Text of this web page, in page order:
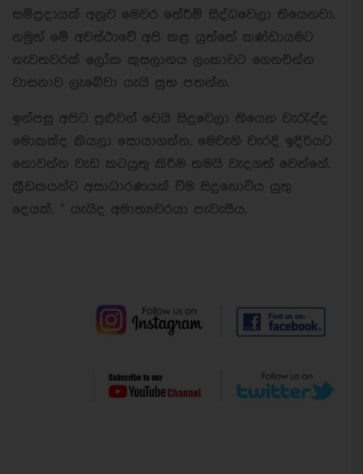
සම්ප්‍රදායක් අනුව මෙවර තේරීම් සිද්ධවෙලා තියෙනවා.
නමුත් මේ අවස්ථාවේ අපි කළ යුත්තේ කණ්ඩායමට
නැවතවරක් ලෝක කුසලානය ලංකාවට ගෙනඑන්න
වාසනාව ලැබේවා යැයි සුභ පතන්න.
ඉන්පසු අපිට පුළුවන් වෙයි සිදුවෙලා තියෙන වැරැද්ද
මොකක්ද කියලා සොයාගන්න. මෙවැනි වැරදි ඉදිරියට
නොවන්න වැඩ කටයුතු කිරීම තමයි වැදගත් වෙන්නේ.
ක්‍රීඩකයන්ට අසාධාරණයක් වීම සිදුනොවිය යුතු
දෙයක්. ” යැයිද අමාත්‍යවරයා පැවැසීය.